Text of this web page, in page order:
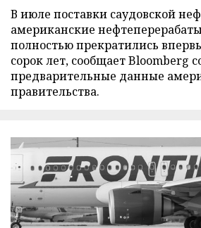
В июле поставки саудовской
американские
полностью прекратились
сорок лет, сообщает Bloomberg
предварительные данные
правительства.